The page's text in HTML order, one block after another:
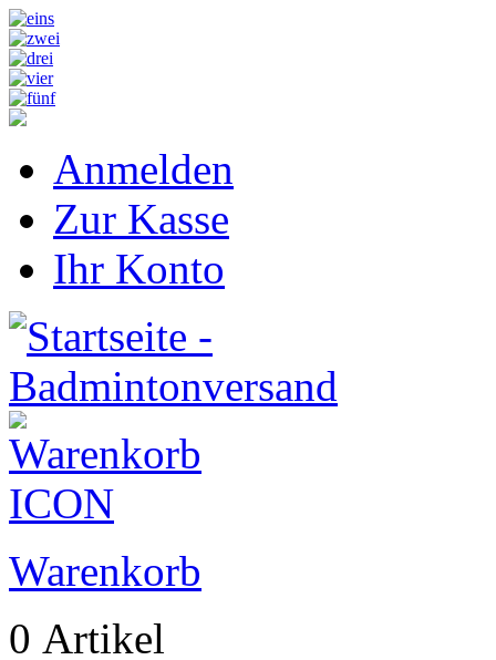
Anmelden
Zur Kasse
Ihr Konto
Warenkorb
0 Artikel